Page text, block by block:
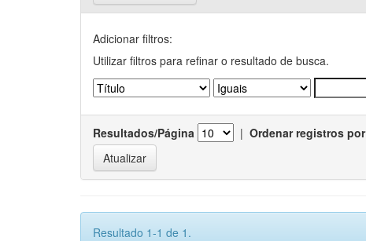
Adicionar filtros:
Utilizar filtros para refinar o resultado de busca.
Resultados/Página | Ordenar registros por
Resultado 1-1 de 1.